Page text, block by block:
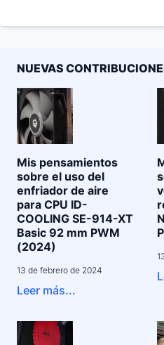
NUEVAS
Mis pensamientos
sobre el uso del
enfriador de aire
para CPU ID-
COOLING SE-914-XT
Basic 92 mm PWM
(2024)
13 de febrero de 2024
Leer más...